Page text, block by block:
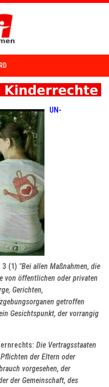
UN-
(1) "Bei allen Maßnahmen, die
von öffentlichen oder privaten
Gerichten,
getroffen
Gesichtspunkt, der vorrangig
Die Vertragsstaaten
der Eltern oder
vorgesehen, der
der Gemeinschaft, des